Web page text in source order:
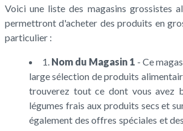
Voici une liste des magasins grossistes
permettront d'acheter des produits en
particulier :
1. Nom du Magasin 1 - Ce
large sélection de produits
trouverez tout ce dont vous avez
légumes frais aux produits secs et
également des offres spéciales et